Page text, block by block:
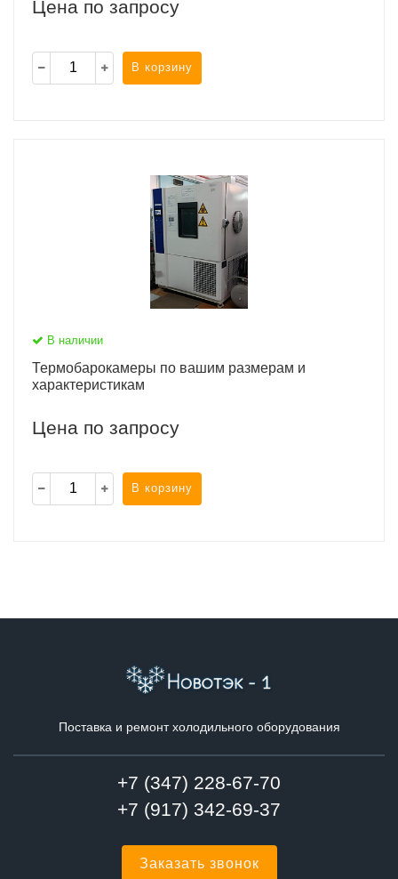
Цена по запросу
В корзину
В наличии
Термобарокамеры по вашим размерам и
характеристикам
Цена по запросу
В корзину
Поставка и ремонт холодильного оборудования
+7 (347) 228-67-70
+7 (917) 342-69-37
Заказать звонок